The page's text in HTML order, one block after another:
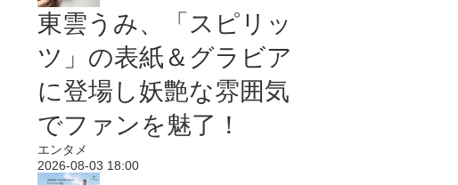
東雲うみ、「スピリッ
ツ」の表紙＆グラビア
に登場し妖艶な雰囲気
でファンを魅了！
エンタメ
2026-08-03 18:00